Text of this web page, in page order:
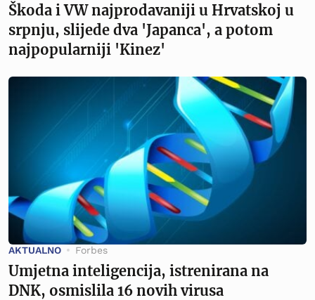
Škoda i VW najprodavaniji u Hrvatskoj u
srpnju, slijede dva 'Japanca', a potom
najpopularniji 'Kinez'
AKTUALNO Forbes
Umjetna inteligencija, istrenirana na
DNK, osmislila 16 novih virusa